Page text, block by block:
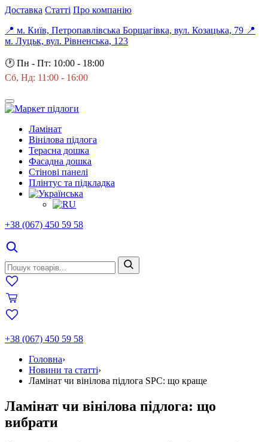
Доставка Статті Про компанію
📍 м. Київ, Петропавлівська Борщагівка, вул. Козацька, 79 📍
м. Луцьк, вул. Рівненська, 123
🕐 Пн - Пт: 10:00 - 18:00
Сб, Нд: 11:00 - 16:00
Ламінат
Вінілова підлога
Терасна дошка
Фасадна дошка
Стінові панелі
Плінтус та підкладка
+38 (067) 450 59 58
+38 (067) 450 59 58
Головна›
Новини та статті›
Ламінат чи вінілова підлога SPC: що краще
Ламінат чи вінілова підлога: що
вибрати